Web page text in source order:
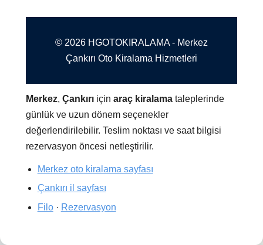
© 2026 HGOTOKIRALAMA - Merkez
Çankırı Oto Kiralama Hizmetleri
Merkez,Çankırı içinaraç kiralama taleplerinde
günlük ve uzun dönem seçenekler
değerlendirilebilir. Teslim noktası ve saat bilgisi
rezervasyon öncesi netleştirilir.
Merkez oto kiralama sayfası
Çankırı il sayfası
Filo· Rezervasyon